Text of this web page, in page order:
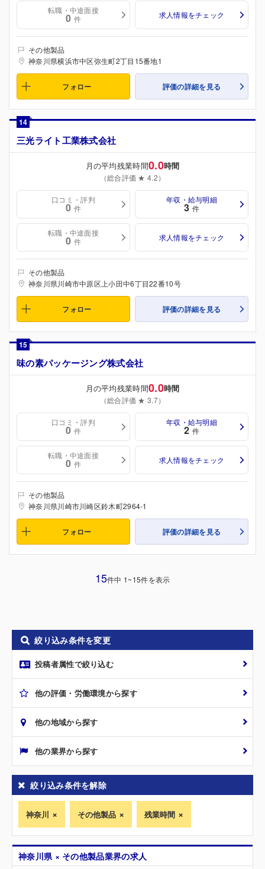
転職・中途面接
0 件 求人情報をチェック
その他製品
神奈川県横浜市中区弥生町2丁目15番地1
フォロー 評価の詳細を見る
14
三光ライト工業株式会社
月の平均残業時間0.0時間
（総合評価 ★ 4.2）
口コミ・評判
0 件
年収・給与明細
3 件
転職・中途面接
0 件 求人情報をチェック
その他製品
神奈川県川崎市中原区上小田中6丁目22番10号
フォロー 評価の詳細を見る
15
味の素パッケージング株式会社
月の平均残業時間0.0時間
（総合評価 ★ 3.7）
口コミ・評判
0 件
年収・給与明細
2 件
転職・中途面接
0 件 求人情報をチェック
その他製品
神奈川県川崎市川崎区鈴木町2964-1
フォロー 評価の詳細を見る
15件中 1~15件を表示
絞り込み条件を変更
投稿者属性で絞り込む
他の評価・労働環境から探す
他の地域から探す
他の業界から探す
絞り込み条件を解除
神奈川 その他製品 残業時間
神奈川県 × その他製品業界の求人